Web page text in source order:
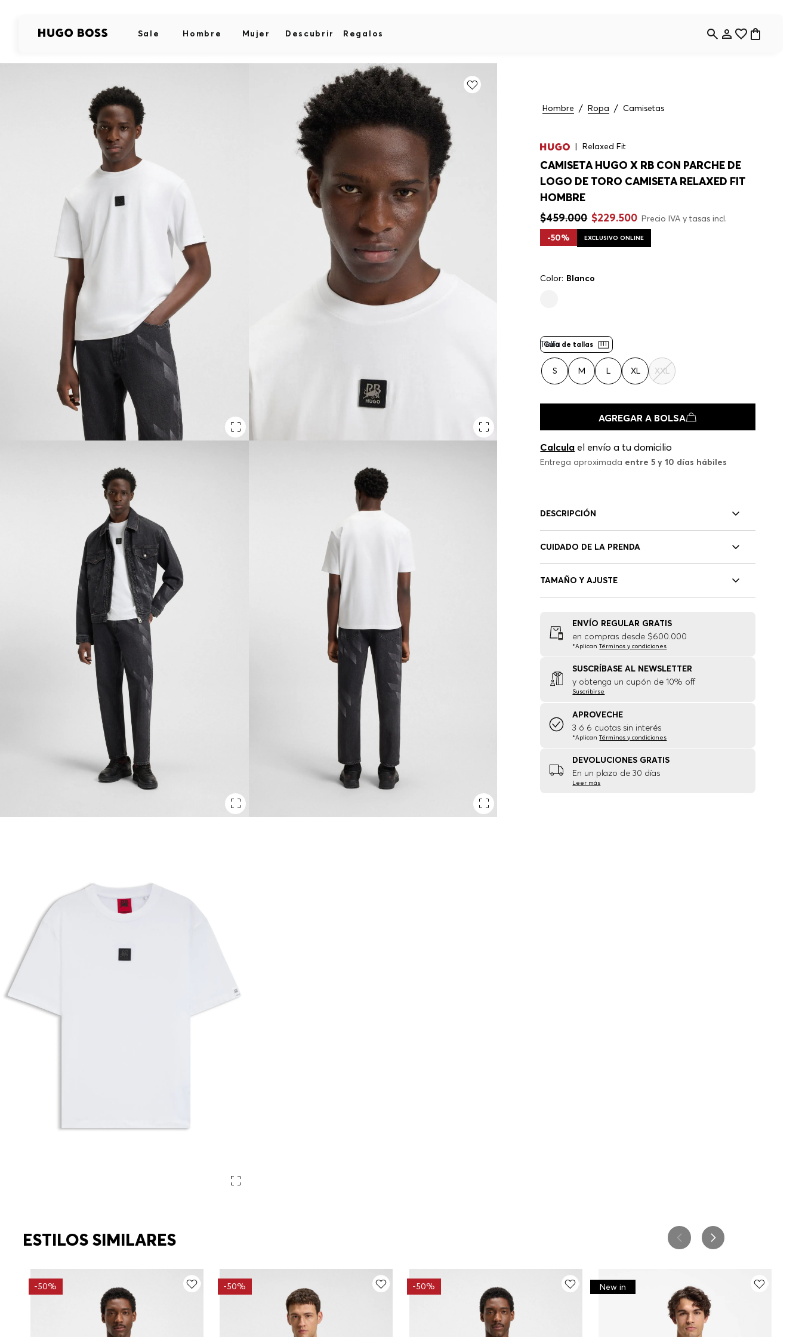
Sale Hombre Mujer Descubrir Regalos
Hombre Ropa Camisetas
Relaxed Fit
CAMISETA HUGO X RB CON PARCHE DE
LOGO DE TORO CAMISETA RELAXED FIT
HOMBRE
$459.000 $229.500 Precio IVA y tasas incl.
-50% EXCLUSIVO ONLINE
Color: Blanco
Guía de tallas
Talla
S M L XL XXL
AGREGAR A BOLSA
Calcula el envío a tu domicilio
Entrega aproximada entre 5 y 10 días hábiles
DESCRIPCIÓN
CUIDADO DE LA PRENDA
TAMAÑO Y AJUSTE
ENVÍO REGULAR GRATIS
en compras desde $600.000
*AplicanTérminos y condiciones
SUSCRÍBASE AL NEWSLETTER
y obtenga un cupón de 10% off
Suscribirse
APROVECHE
3 ó 6 cuotas sin interés
*AplicanTérminos y condiciones
DEVOLUCIONES GRATIS
En un plazo de 30 días
Leer más
ESTILOS SIMILARES
-50% -50% -50% New in